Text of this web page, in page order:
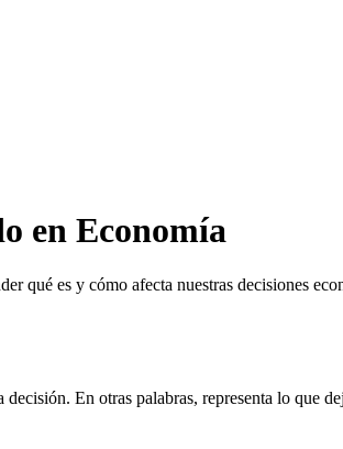
en Economía
qué es y cómo afecta nuestras decisiones
En otras palabras, representa lo que